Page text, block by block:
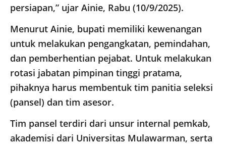
persiapan,” ujar Ainie, Rabu (10/9/2025).
Menurut Ainie, bupati memiliki kewenangan
untuk melakukan pengangkatan, pemindahan,
dan pemberhentian pejabat. Untuk melakukan
rotasi jabatan pimpinan tinggi pratama,
pihaknya harus membentuk tim panitia seleksi
(pansel) dan tim asesor.
Tim pansel terdiri dari unsur internal pemkab,
akademisi dari Universitas Mulawarman, serta